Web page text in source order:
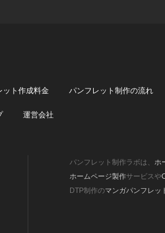
ット作成料金 パンフレット制作の流れ
運営会社
パンフレット制作ラボは、 ホ
ホームページ製作サービスや
DTP制作のマンガパンフレッ